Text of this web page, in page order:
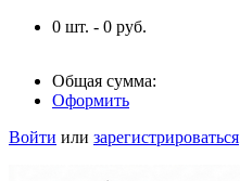
0 шт. - 0 руб.
Общая сумма:
Оформить
Войти или зарегистрироваться